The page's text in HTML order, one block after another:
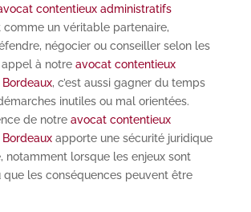
contentieux administratifs
un véritable partenaire,
négocier ou conseiller selon les
appel à notre avocat contentieux
, c’est aussi gagner du temps
inutiles ou mal orientées.
de notre avocat contentieux
apporte une sécurité juridique
notamment lorsque les enjeux sont
que les conséquences peuvent être